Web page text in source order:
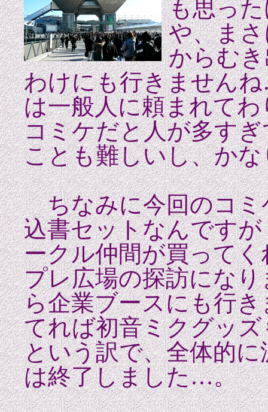
も思っ
や、ま
からむ
わけにも行きません
は一般人に頼まれて
コミケだと人が多す
ことも難しいし、か
ちなみに今回のコミ
込書セットなんですが
ークル仲間が買って
プレ広場の探訪にな
ら企業ブースにも行
てれば初音ミクグッ
という訳で、全体的
は終了しました…。